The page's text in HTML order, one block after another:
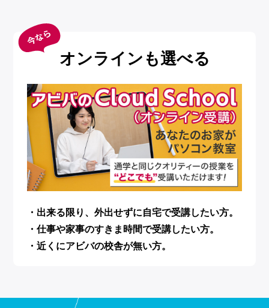
オンラインも選べる
・出来る限り、外出せずに自宅で受講したい方。
・仕事や家事のすきま時間で受講したい方。
・近くにアビバの校舎が無い方。